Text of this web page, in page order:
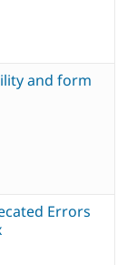
and form
Errors